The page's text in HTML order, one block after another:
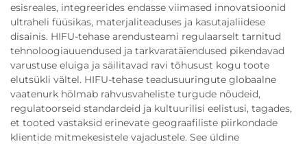
esisreales, integreerides endasse viimased innovatsioonid
ultraheli füüsikas, materjaliteaduses ja kasutajaliidese
disainis. HIFU-tehase arendusteami regulaarselt tarnitud
tehnoloogiauuendused ja tarkvaratäiendused pikendavad
varustuse eluiga ja säilitavad ravi tõhusust kogu toote
elutsükli vältel. HIFU-tehase teadusuuringute globaalne
vaatenurk hõlmab rahvusvaheliste turgude nõudeid,
regulatoorseid standardeid ja kultuurilisi eelistusi, tagades,
et tooted vastaksid erinevate geograafiliste piirkondade
klientide mitmekesistele vajadustele. See üldine